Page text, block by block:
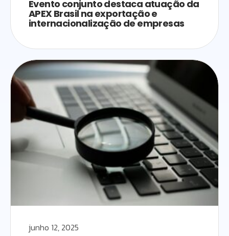
Evento conjunto destaca atuação da
APEX Brasil na exportação e
internacionalização de empresas
junho 12, 2025